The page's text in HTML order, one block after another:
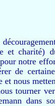
et charité)
notre
de
et nous
tourner
dans